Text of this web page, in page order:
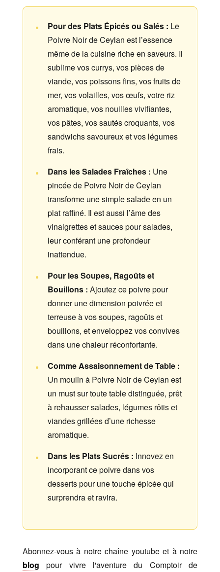
Pour des Plats Épicés ou Salés : Le
Poivre Noir de Ceylan est l’essence
même de la cuisine riche en saveurs. Il
sublime vos currys, vos pièces de
viande, vos poissons fins, vos fruits de
mer, vos volailles, vos œufs, votre riz
aromatique, vos nouilles vivifiantes,
vos pâtes, vos sautés croquants, vos
sandwichs savoureux et vos légumes
frais.
Dans les Salades Fraîches : Une
pincée de Poivre Noir de Ceylan
transforme une simple salade en un
plat raffiné. Il est aussi l’âme des
vinaigrettes et sauces pour salades,
leur conférant une profondeur
inattendue.
Pour les Soupes, Ragoûts et
Bouillons : Ajoutez ce poivre pour
donner une dimension poivrée et
terreuse à vos soupes, ragoûts et
bouillons, et enveloppez vos convives
dans une chaleur réconfortante.
Comme Assaisonnement de Table :
Un moulin à Poivre Noir de Ceylan est
un must sur toute table distinguée, prêt
à rehausser salades, légumes rôtis et
viandes grillées d’une richesse
aromatique.
Dans les Plats Sucrés : Innovez en
incorporant ce poivre dans vos
desserts pour une touche épicée qui
surprendra et ravira.
Abonnez-vous à notre chaîne youtube et à notre
blog pour vivre l'aventure du Comptoir de